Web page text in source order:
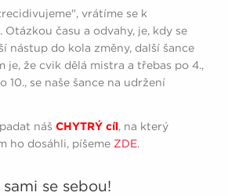
vrátíme se k
času a odvahy, je, kdy se
nástup do kola změny, další šance
je, že cvik dělá mistra a třebas po 4.,
10., se naše šance na udržení
náš CHYTRÝ cíl, na který
ho dosáhli, píšeme ZDE.
se sebou!